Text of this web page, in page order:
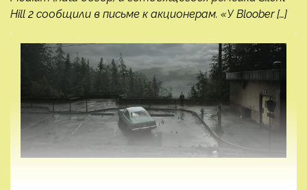
Hill 2 сообщили в письме к акционерам. «У Bloober […]